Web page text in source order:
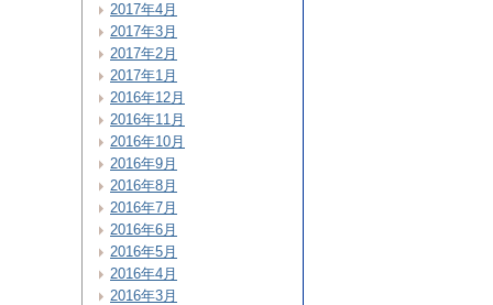
2017年4月
2017年3月
2017年2月
2017年1月
2016年12月
2016年11月
2016年10月
2016年9月
2016年8月
2016年7月
2016年6月
2016年5月
2016年4月
2016年3月